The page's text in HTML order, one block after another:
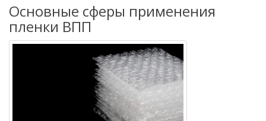
Основные сферы применения
пленки ВПП